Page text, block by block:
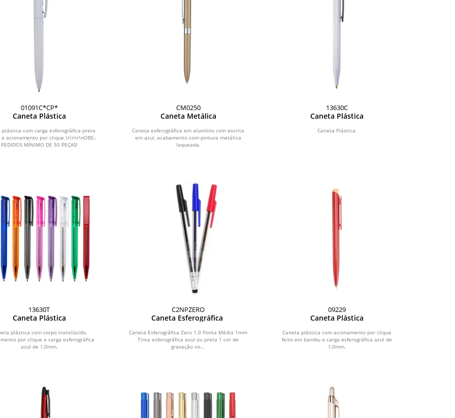
01091C*CP*
Caneta Plástica
plástica com carga esferográfica preta
e acionamento por clique.\r\n\r\nOBS.:
PEDIDOS MÍNIMO DE 50 PEÇAS!
CM0250
Caneta Metálica
Caneta esferográfica em alumínio com escrita
em azul, acabamento com pintura metálica
laqueada.
13630C
Caneta Plástica
Caneta Plástica.
13630T
Caneta Plástica
plástica com corpo translúcido,
por clique e carga esferográfica
azul de 1,0mm.
C2NPZERO
Caneta Esferográfica
Caneta Esferográfica Zero 1.0 Ponta Média 1mm
Tinta esferográfica azul ou preta 1 cor de
gravação no...
09229
Caneta Plástica
Caneta plástica com acionamento por clique
feito em bambu e carga esferográfica azul de
1,0mm.